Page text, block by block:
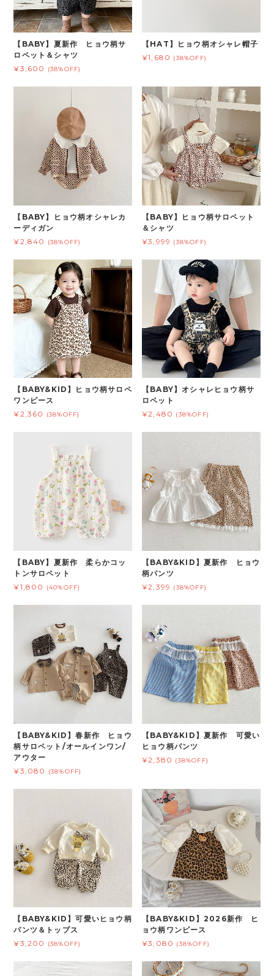
【BABY】夏新作 ヒョウ柄サ
ロペット＆シャツ
¥3,600
(38%OFF)
【HAT】ヒョウ柄オシャレ帽子
¥1,680 (38%OFF)
【BABY】ヒョウ柄オシャレカ
ーディガン
¥2,840
(38%OFF)
【BABY】ヒョウ柄サロペット
＆シャツ
¥3,999 (38%OFF)
【BABY&KID】ヒョウ柄サロペ
ワンピース
¥2,360
(38%OFF)
【BABY】オシャレヒョウ柄サ
ロペット
¥2,480 (38%OFF)
【BABY】夏新作 柔らかコッ
トンサロペット
¥1,800
(40%OFF)
【BABY&KID】夏新作 ヒョウ
柄パンツ
¥2,399 (38%OFF)
【BABY&KID】春新作 ヒョウ
柄サロペット/オールインワン/
アウター
¥3,080
(38%OFF)
【BABY&KID】夏新作 可愛い
ヒョウ柄パンツ
¥2,380 (38%OFF)
【BABY&KID】可愛いヒョウ柄
パンツ＆トップス
¥3,200
(38%OFF)
【BABY&KID】2026新作 ヒ
ョウ柄ワンピース
¥3,080 (38%OFF)